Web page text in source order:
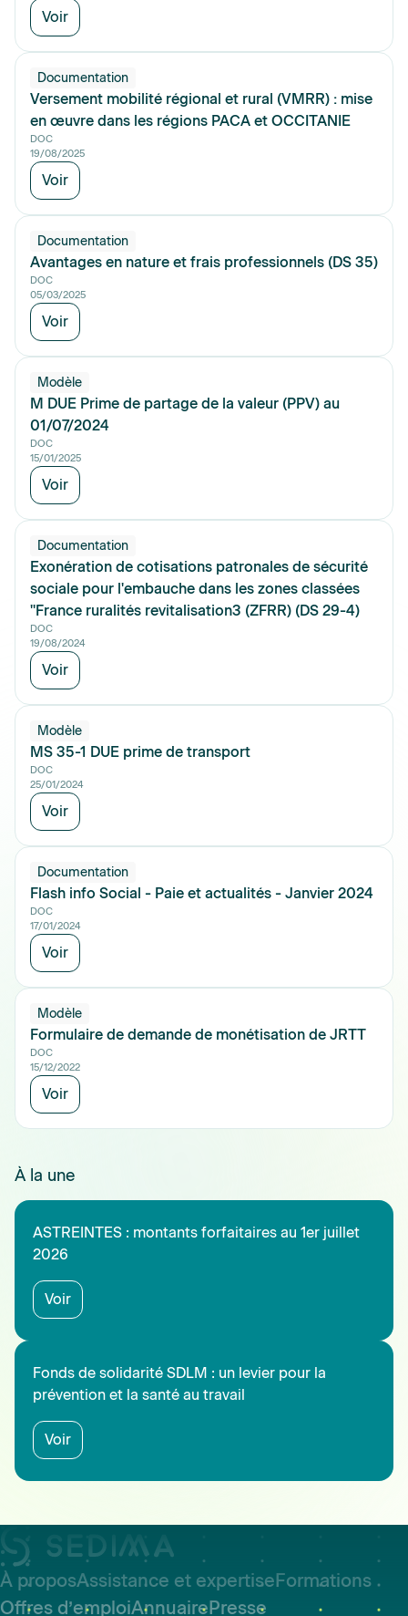
Voir
Documentation
Versement mobilité régional et rural (VMRR) : mise
en œuvre dans les régions PACA et OCCITANIE
DOC
19/08/2025
Voir
Documentation
Avantages en nature et frais professionnels (DS 35)
DOC
05/03/2025
Voir
Modèle
M DUE Prime de partage de la valeur (PPV) au
01/07/2024
DOC
15/01/2025
Voir
Documentation
Exonération de cotisations patronales de sécurité
sociale pour l'embauche dans les zones classées
"France ruralités revitalisation3 (ZFRR) (DS 29-4)
DOC
19/08/2024
Voir
Modèle
MS 35-1 DUE prime de transport
DOC
25/01/2024
Voir
Documentation
Flash info Social - Paie et actualités - Janvier 2024
DOC
17/01/2024
Voir
Modèle
Formulaire de demande de monétisation de JRTT
DOC
15/12/2022
Voir
À la une
ASTREINTES : montants forfaitaires au 1er juillet
2026
Voir
Fonds de solidarité SDLM : un levier pour la
prévention et la santé au travail
Voir
À proposAssistance et expertiseFormations
Offres d’emploiAnnuairePresse